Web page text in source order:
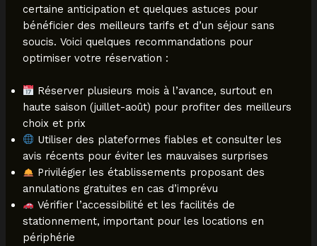
certaine anticipation et quelques astuces pour
bénéficier des meilleurs tarifs et d’un séjour sans
soucis. Voici quelques recommandations pour
optimiser votre réservation :
Réserver plusieurs mois à l’avance, surtout en
haute saison (juillet-août) pour profiter des meilleurs
choix et prix
Utiliser des plateformes fiables et consulter les
avis récents pour éviter les mauvaises surprises
Privilégier les établissements proposant des
annulations gratuites en cas d’imprévu
Vérifier l’accessibilité et les facilités de
stationnement, important pour les locations en
périphérie